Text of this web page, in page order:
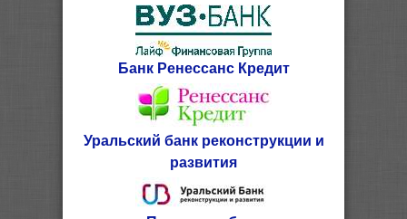
Банк Ренессанс Кредит
Уральский банк реконструкции и
развития